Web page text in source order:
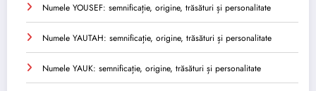
Numele YOUSEF: semnificație, origine, trăsături și personalitate
Numele YAUTAH: semnificație, origine, trăsături și personalitate
Numele YAUK: semnificație, origine, trăsături și personalitate